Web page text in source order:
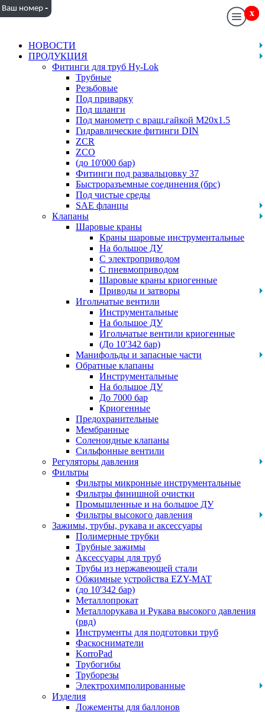
НОВОСТИ
ПРОДУКЦИЯ
Фитинги для труб Hy-Lok
Трубные
Резьбовые
Под приварку
Под шланги
Под манометр с вращ.гайкой M20x1.5
Гидравлические фитинги DIN
ZCR
ZCO
(до 10'000 бар)
Фитинги под развальцовку 37
Быстроразъемные соединения (брс)
Под чистые среды
SAE фланцы
Клапаны
Шаровые краны
Краны шаровые инструментальные
На большое ДУ
С электроприводом
С пневмоприводом
Шаровые краны криогенные
Приводы и затворы
Игольчатые вентили
Инструментальные
На большое ДУ
Игольчатые вентили криогенные
(До 10'342 бар)
Манифольды и запасные части
Обратные клапаны
Инструментальные
На большое ДУ
До 7000 бар
Криогенные
Предохранительные
Мембранные
Соленоидные клапаны
Сильфонные вентили
Регуляторы давления
Фильтры
Фильтры микронные инструментальные
Фильтры финишной очистки
Промышленные и на большое ДУ
Фильтры высокого давления
Зажимы, трубы, рукава и аксессуары
Полимерные трубки
Трубные зажимы
Аксессуары для труб
Трубы из нержавеющей стали
Обжимные устройства EZY-MAT
(до 10'342 бар)
Металлопрокат
Металлорукава и Рукава высокого давления
(рвд)
Инструменты для подготовки труб
Фаскосниматели
KorroPad
Трубогибы
Труборезы
Электрохимполированные
Изделия
Ложементы для баллонов
x
Ваш номер - x